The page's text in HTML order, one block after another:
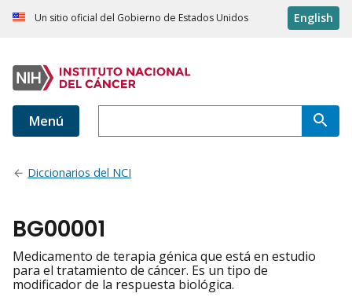
Un sitio oficial del Gobierno de Estados Unidos English
Menú
Diccionarios del NCI
BG00001
Medicamento de terapia génica que está en estudio
para el tratamiento de cáncer. Es un tipo de
modificador de la respuesta biológica.